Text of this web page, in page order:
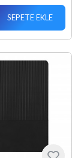
SEPETE EKLE